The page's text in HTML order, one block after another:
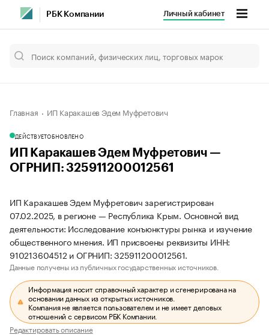
РБК Компании Личный кабинет
Главная ИП Каракашев Эдем Муфретович
ДЕЙСТВУЕТОБНОВЛЕНО
ИП Каракашев Эдем Муфретович —
ОГРНИП: 325911200012561
ИП Каракашев Эдем Муфретович зарегистрирован
07.02.2025, в регионе — Республика Крым. Основной вид
деятельности: Исследование конъюнктуры рынка и изучение
общественного мнения. ИП присвоены реквизиты ИНН:
910213604512 и ОГРНИП: 325911200012561.
Данные получены из публичных государственных источников.
Информация носит справочный характер и сгенерирована на
основании данных из открытых источников.
Компания не является пользователем и не имеет деловых
отношений с сервисом РБК Компании.
Редактировать описание